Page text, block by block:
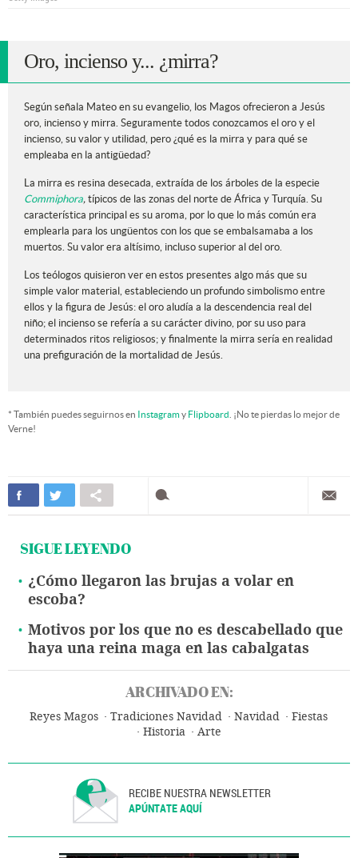
Oro, incienso y... ¿mirra?
Según señala Mateo en su evangelio, los Magos ofrecieron a Jesús
oro, incienso y mirra. Seguramente todos conozcamos el oro y el
incienso, su valor y utilidad, pero ¿qué es la mirra y para qué se
empleaba en la antigüedad?
La mirra es resina desecada, extraída de los árboles de la especie
Commiphora, típicos de las zonas del norte de África y Turquía. Su
característica principal es su aroma, por lo que lo más común era
emplearla para los ungüentos con los que se embalsamaba a los
muertos. Su valor era altísimo, incluso superior al del oro.
Los teólogos quisieron ver en estos presentes algo más que su
simple valor material, estableciendo un profundo simbolismo entre
ellos y la figura de Jesús: el oro aludía a la descendencia real del
niño; el incienso se refería a su carácter divino, por su uso para
determinados ritos religiosos; y finalmente la mirra sería en realidad
una prefiguración de la mortalidad de Jesús.
* También puedes seguirnos en Instagramy Flipboard . ¡No te pierdas lo mejor de
Verne!
SIGUE LEYENDO
¿Cómo llegaron las brujas a volar en
escoba?
Motivos por los que no es descabellado que
haya una reina maga en las cabalgatas
ARCHIVADO EN:
Reyes Magos Tradiciones Navidad Navidad
Fiestas
Historia
Arte
RECIBE NUESTRA NEWSLETTER
APÚNTATE AQUÍ